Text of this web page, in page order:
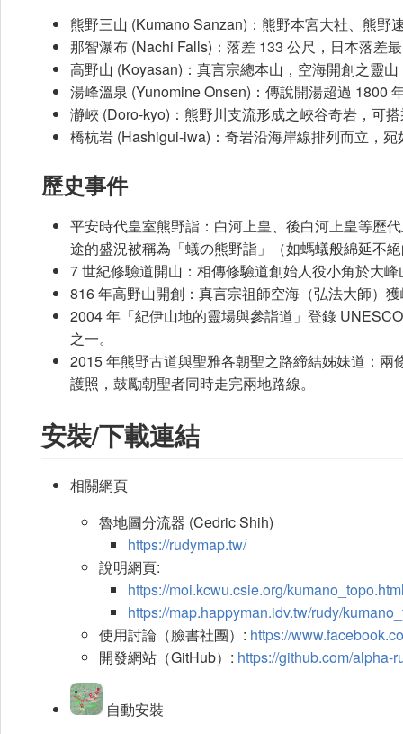
熊野三山 (Kumano Sanzan)：熊野本宮大社、熊
那智瀑布 (Nachi Falls)：落差 133 公尺，日本落差
高野山 (Koyasan)：真言宗總本山，空海開創之靈
湯峰溫泉 (Yunomine Onsen)：傳說開湯超過 1800
瀞峽 (Doro-kyo)：熊野川支流形成之峽谷奇岩，可
橋杭岩 (Hashigui-iwa)：奇岩沿海岸線排列而立，
歷史事件
平安時代皇室熊野詣：白河上皇、後白河上皇等歷
途的盛況被稱為「蟻の熊野詣」（如螞蟻般綿延不
7 世紀修驗道開山：相傳修驗道創始人役小角於大
816 年高野山開創：真言宗祖師空海（弘法大師）
2004 年「紀伊山地的靈場與參詣道」登錄
之一。
2015 年熊野古道與聖雅各朝聖之路締結姊妹道：
護照，鼓勵朝聖者同時走完兩地路線。
安裝/下載連結
相關網頁
魯地圖分流器 (Cedric Shih)
https://rudymap.tw/
說明網頁:
https://moi.kcwu.csie.org/
https://map.happyman.idv.tw/rudy/
使用討論（臉書社團）: https://
開發網站（GitHub）: https://github.com/alpha-
自動安裝